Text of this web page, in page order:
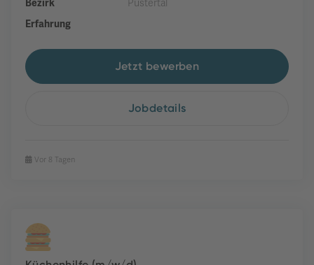
Bezirk
Pustertal
Erfahrung
Jetzt bewerben
Jobdetails
Vor 8 Tagen